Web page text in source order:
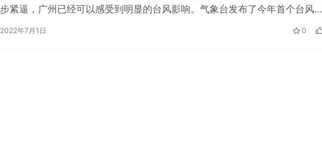
步紧逼，广州已经可以感受到明显的台风影响。气象台发布了今年首个台风蓝
2022年7月1日 0